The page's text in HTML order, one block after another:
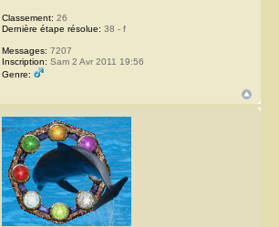
Classement: 26
Dernière étape résolue: 38 - f
Messages: 7207
Inscription: Sam 2 Avr 2011 19:56
Genre: